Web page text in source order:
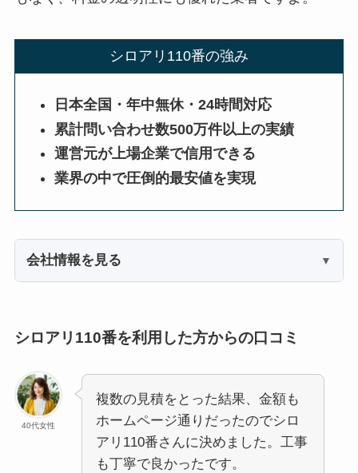
シロアリ110番の強み
日本全国・年中無休・24時間対応
累計問い合わせ数500万件以上の実績
運営元が上場企業で信用できる
業界の中で圧倒的最安値を実現
会社情報を見る
シロアリ110番を利用した方からの口コミ
40代女性
複数の見積をとった結果、金額も
ホームページ通りだったのでシロ
アリ110番さんに決めました。工事
も丁寧で良かったです。